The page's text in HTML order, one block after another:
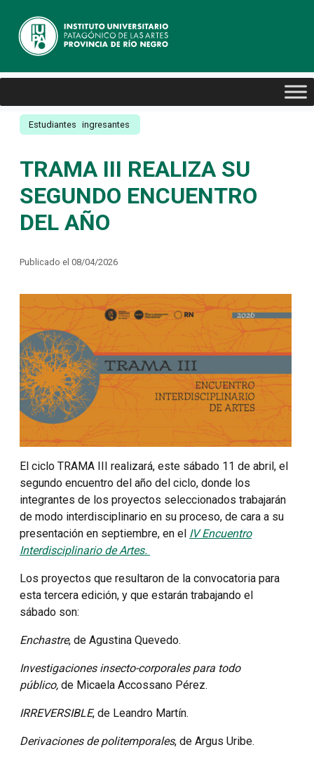
Estudiantes ingresantes
TRAMA III REALIZA SU
SEGUNDO ENCUENTRO
DEL AÑO
Publicado el 08/04/2026
El ciclo TRAMA III realizará, este sábado 11 de abril, el
segundo encuentro del año del ciclo, donde los
integrantes de los proyectos seleccionados trabajarán
de modo interdisciplinario en su proceso, de cara a su
presentación en septiembre, en el IV Encuentro
Interdisciplinario de Artes.
Los proyectos que resultaron de la convocatoria para
esta tercera edición, y que estarán trabajando el
sábado son:
Enchastre, de Agustina Quevedo.
Investigaciones insecto-corporales para todo
público, de Micaela Accossano Pérez.
IRREVERSIBLE, de Leandro Martín.
Derivaciones de politemporales, de Argus Uribe.